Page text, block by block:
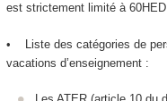
est strictement limité à
• Liste des catégories de
vacations d’enseignement :